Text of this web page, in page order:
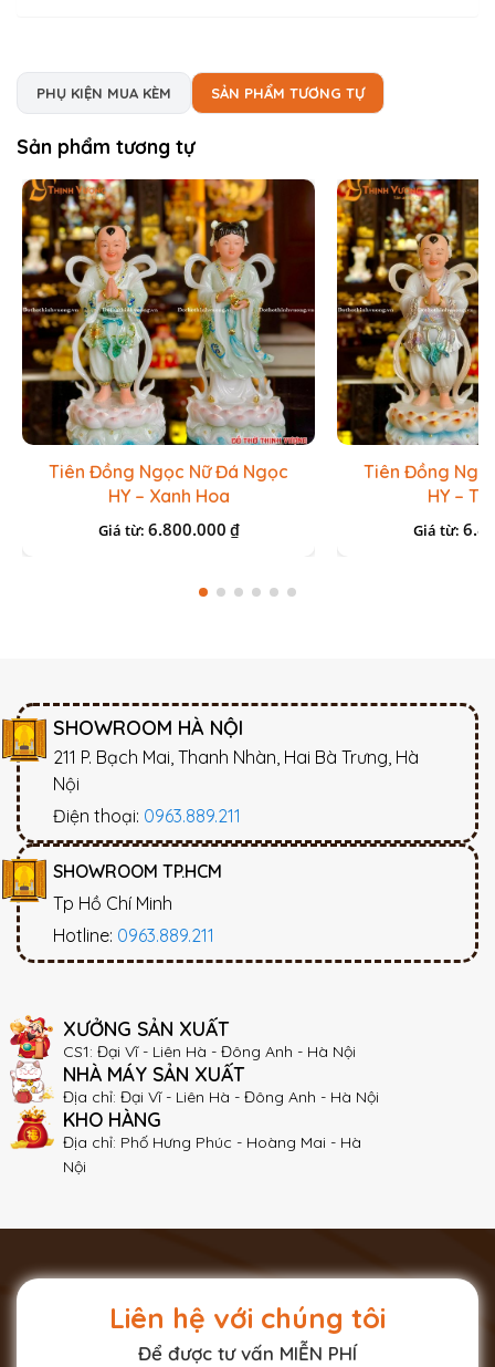
PHỤ KIỆN MUA KÈM SẢN PHẨM TƯƠNG TỰ
Sản phẩm tương tự
Tiên Đồng Ngọc Nữ Đá Ngọc
HY – Xanh Hoa
Giá từ: 6.800.000 ₫
Tiên Đồng
HY –
Giá từ:
SHOWROOM HÀ NỘI
211 P. Bạch Mai, Thanh Nhàn, Hai Bà Trưng, Hà
Nội
Điện thoại: 0963.889.211
SHOWROOM TP.HCM
Tp Hồ Chí Minh
Hotline: 0963.889.211
XƯỞNG SẢN XUẤT
CS1: Đại Vĩ - Liên Hà - Đông Anh - Hà Nội
NHÀ MÁY SẢN XUẤT
Địa chỉ: Đại Vĩ - Liên Hà - Đông Anh - Hà Nội
KHO HÀNG
Địa chỉ: Phố Hưng Phúc - Hoàng Mai - Hà
Nội
Liên hệ với chúng tôi
Để được tư vấn MIỄN PHÍ